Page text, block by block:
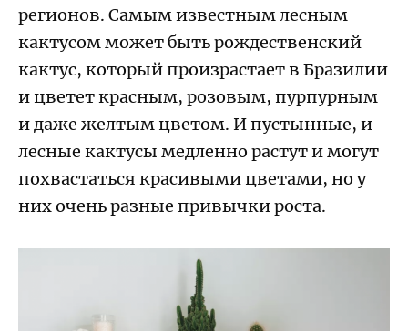
регионов. Самым известным лесным
кактусом может быть рождественский
кактус, который произрастает в Бразилии
и цветет красным, розовым, пурпурным
и даже желтым цветом. И пустынные, и
лесные кактусы медленно растут и могут
похвастаться красивыми цветами, но у
них очень разные привычки роста.